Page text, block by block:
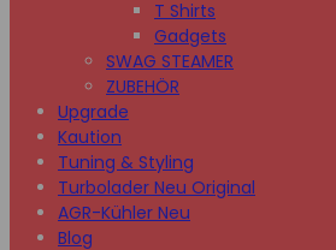
T Shirts
Gadgets
SWAG STEAMER
ZUBEHÖR
Upgrade
Kaution
Tuning & Styling
Turbolader Neu Original
AGR-Kühler Neu
Blog